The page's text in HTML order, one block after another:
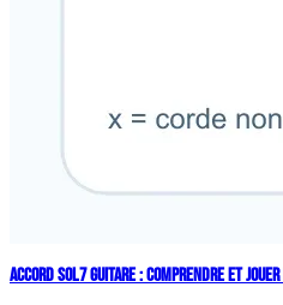
ACCORD SOL7 GUITARE : COMPRENDRE ET